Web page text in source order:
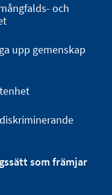
och
upp gemenskap
som främjar